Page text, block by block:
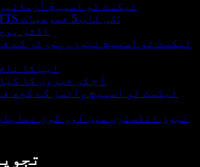
Speechify ٹیکسٹ ٹو اسپیچ آزمائیں
Speechify TTS کی ٹاپ 5 خصوصیات:
اکثر
ٹیکسٹ ٹو اسپیچ نیوز رپورٹر کے
ایپ کا
آج کی خبروں کا
ٹیکسٹ ٹو اسپیچ وائسز کے کچھ
نیوز انڈسٹری میں اور کون